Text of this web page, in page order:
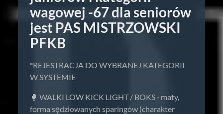
wagowej -67 dla seniorów
jest PAS MISTRZOWSKI
PFKB
*REJESTRACJA DO WYBRANEJ KATEGORII
W SYSTEMIE
🥊 WALKI LOW KICK LIGHT / BOKS ⁃ maty,
forma sędziowanych sparingów (charakter